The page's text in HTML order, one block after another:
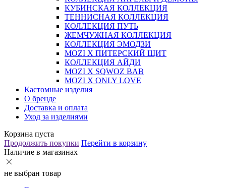
КУБИНСКАЯ КОЛЛЕКЦИЯ
ТЕННИСНАЯ КОЛЛЕКЦИЯ
КОЛЛЕКЦИЯ ПУТЬ
ЖЕМЧУЖНАЯ КОЛЛЕКЦИЯ
КОЛЛЕКЦИЯ ЭМОДЗИ
MOZI X ПИТЕРСКИЙ ЩИТ
КОЛЛЕКЦИЯ АЙДИ
MOZI X SQWOZ BAB
MOZI X ONLY LOVE
Кастомные изделия
О бренде
Доставка и оплата
Уход за изделиями
Корзина пуста
Продолжить покупки Перейти в корзину
Наличие в магазинах
не выбран товар